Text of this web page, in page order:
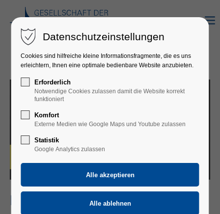
FLORIAN SCHROEDER
Datenschutzeinstellungen
Cookies sind hilfreiche kleine Informationsfragmente, die es uns
erleichtern, Ihnen eine optimale bedienbare Website anzubieten.
Erforderlich
Notwendige Cookies zulassen damit die Website korrekt
funktioniert
Komfort
Externe Medien wie Google Maps und Youtube zulassen
Statistik
Google Analytics zulassen